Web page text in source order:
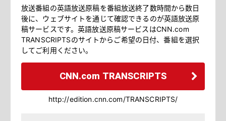
放送番組の英語放送原稿を番組放送終了数時間から数日
後に、ウェブサイトを通じて確認できるのが英語放送原
稿サービスです。英語放送原稿サービスはCNN.com
TRANSCRIPTSのサイトからご希望の日付、番組を選択
してご利用ください。
CNN.com TRANSCRIPTS
http://edition.cnn.com/TRANSCRIPTS/